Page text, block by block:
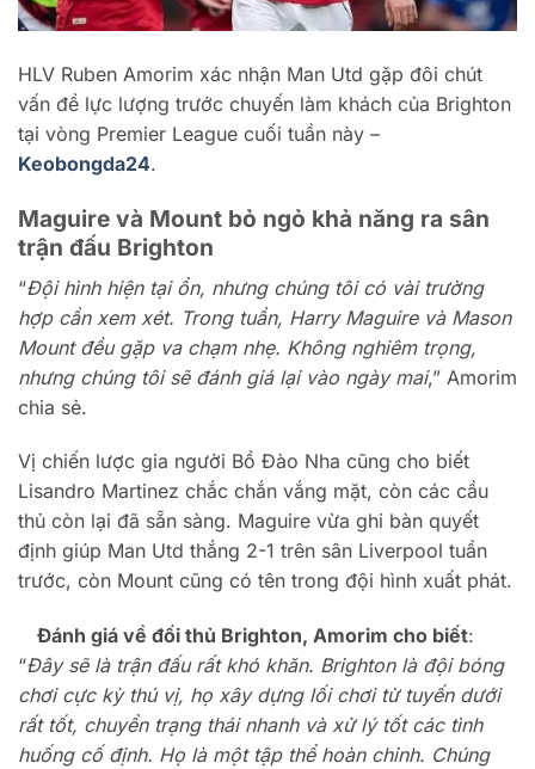
HLV Ruben Amorim xác nhận Man Utd gặp đôi chút
vấn đề lực lượng trước chuyến làm khách của Brighton
tại vòng Premier League cuối tuần này –
Keobongda24.
Maguire và Mount bỏ ngỏ khả năng ra sân
trận đấu Brighton
“Đội hình hiện tại ổn, nhưng chúng tôi có vài trường
hợp cần xem xét. Trong tuần, Harry Maguire và Mason
Mount đều gặp va chạm nhẹ. Không nghiêm trọng,
nhưng chúng tôi sẽ đánh giá lại vào ngày mai,” Amorim
chia sẻ.
Vị chiến lược gia người Bồ Đào Nha cũng cho biết
Lisandro Martinez chắc chắn vắng mặt, còn các cầu
thủ còn lại đã sẵn sàng. Maguire vừa ghi bàn quyết
định giúp Man Utd thắng 2-1 trên sân Liverpool tuần
trước, còn Mount cũng có tên trong đội hình xuất phát.
Đánh giá về đối thủ Brighton, Amorim cho biết:
“Đây sẽ là trận đấu rất khó khăn. Brighton là đội bóng
chơi cực kỳ thú vị, họ xây dựng lối chơi từ tuyến dưới
rất tốt, chuyển trạng thái nhanh và xử lý tốt các tình
huống cố định. Họ là một tập thể hoàn chỉnh. Chúng